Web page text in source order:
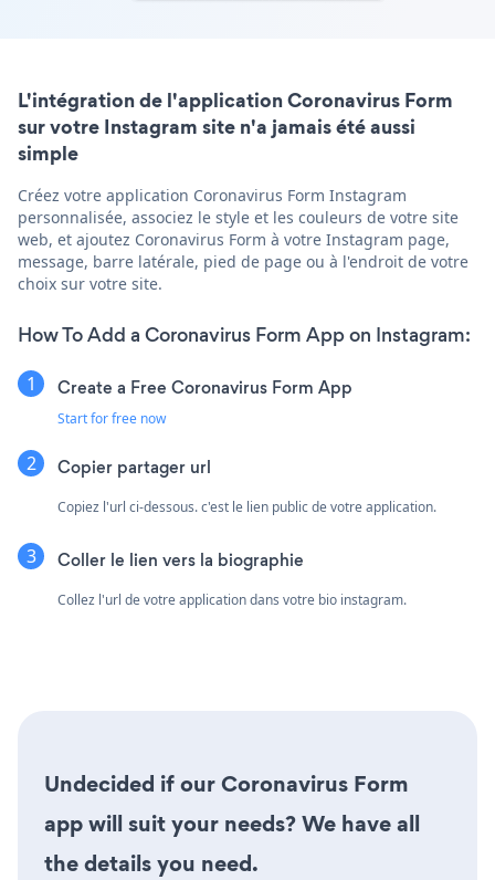
L'intégration de l'application Coronavirus Form
sur votre Instagram site n'a jamais été aussi
simple
Créez votre application Coronavirus Form Instagram
personnalisée, associez le style et les couleurs de votre site
web, et ajoutez Coronavirus Form à votre Instagram page,
message, barre latérale, pied de page ou à l'endroit de votre
choix sur votre site.
How To Add a Coronavirus Form App on Instagram:
Create a Free Coronavirus Form App
Start for free now
Copier partager url
Copiez l'url ci-dessous. c'est le lien public de votre application.
Coller le lien vers la biographie
Collez l'url de votre application dans votre bio instagram.
Undecided if our Coronavirus Form
app will suit your needs? We have all
the details you need.